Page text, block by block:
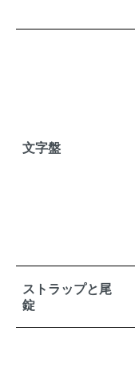
文字盤
ストラップと尾
錠